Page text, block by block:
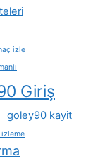
izle
Giriş
goley90 kayit